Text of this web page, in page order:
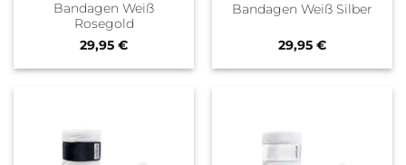
Bandagen Weiß
Rosegold
29,95 €
Bandagen Weiß Silber
29,95 €